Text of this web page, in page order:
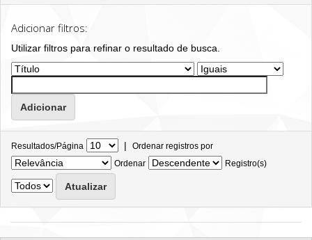
Adicionar filtros:
Utilizar filtros para refinar o resultado de busca.
Resultados/Página | Ordenar registros por
Ordenar
Registro(s)